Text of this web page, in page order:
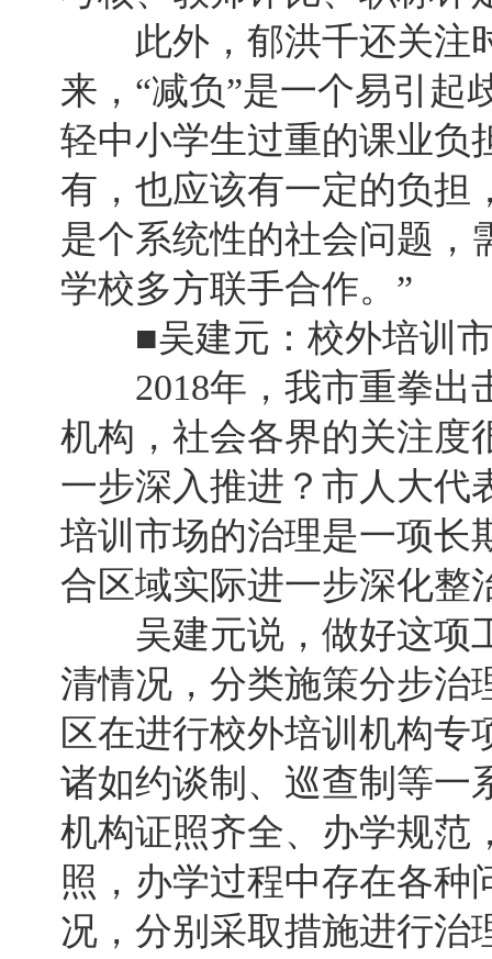
此外，郁洪千还关注时
来，“减负”是一个易引起
轻中小学生过重的课业负
有，也应该有一定的负担
是个系统性的社会问题，
学校多方联手合作。”
■吴建元：校外培训市
2018年，我市重拳出
机构，社会各界的关注度
一步深入推进？市人大代
培训市场的治理是一项长
合区域实际进一步深化整
吴建元说，做好这项
清情况，分类施策分步治
区在进行校外培训机构
诸如约谈制、巡查制等一
机构证照齐全、办学规范
照，办学过程中存在各种
况，分别采取措施进行治